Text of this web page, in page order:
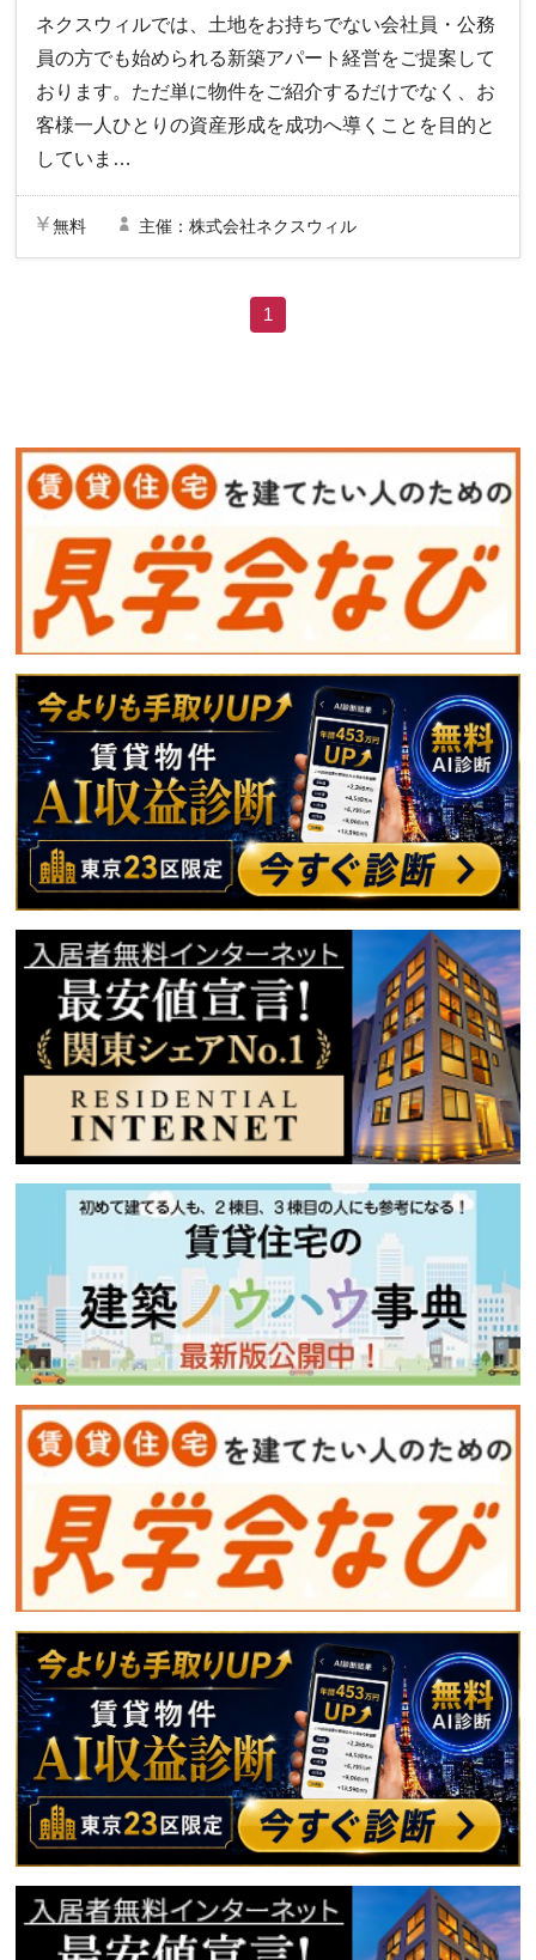
ネクスウィルでは、土地をお持ちでない会社員・公務
員の方でも始められる新築アパート経営をご提案して
おります。ただ単に物件をご紹介するだけでなく、お
客様一人ひとりの資産形成を成功へ導くことを目的と
していま…
無料 主催：株式会社ネクスウィル
1